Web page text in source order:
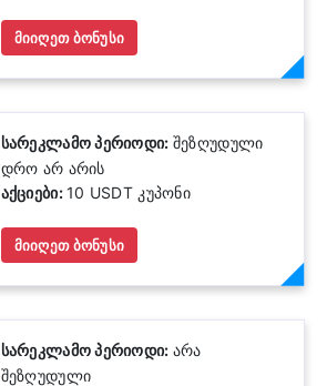
მიიღეთ ბონუსი
სარეკლამო პერიოდი: შეზღუდული
დრო არ არის
აქციები:10 USDT კუპონი
მიიღეთ ბონუსი
სარეკლამო პერიოდი: არა
შეზღუდული